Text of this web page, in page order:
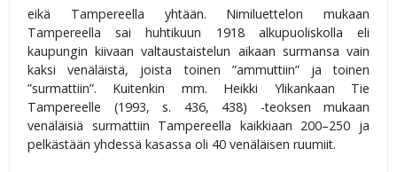
eikä Tampereella yhtään. Nimiluettelon mukaan
Tampereella sai huhtikuun 1918 alkupuoliskolla eli
kaupungin kiivaan valtaustaistelun aikaan surmansa vain
kaksi venäläistä, joista toinen ”ammuttiin” ja toinen
”surmattiin”. Kuitenkin mm. Heikki Ylikankaan Tie
Tampereelle (1993, s. 436, 438) -teoksen mukaan
venäläisiä surmattiin Tampereella kaikkiaan 200–250 ja
pelkästään yhdessä kasassa oli 40 venäläisen ruumiit.